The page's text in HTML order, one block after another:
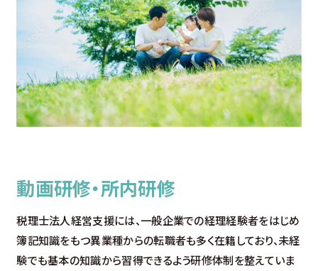
動画研修・所内研修
税理士法人経営支援には、一般企業での経理経験者をはじめ
簿記知識をもつ異業種からの転職者も多く在籍しており、未経
験でも基本の知識から習得できるよう研修体制を整えていま